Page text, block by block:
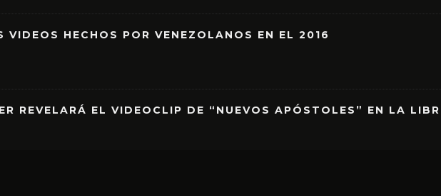
VIDEOS HECHOS POR VENEZOLANOS EN EL 2016
REVELARÁ EL VIDEOCLIP DE “NUEVOS APÓSTOLES” EN LA